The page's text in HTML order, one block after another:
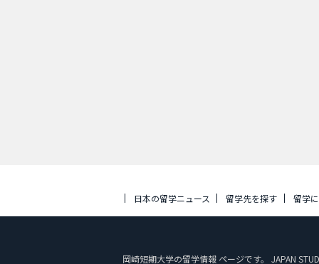
日本の留学ニュース 留学先を探す 留学
岡崎短期大学の留学情報 ページです。 JAPAN